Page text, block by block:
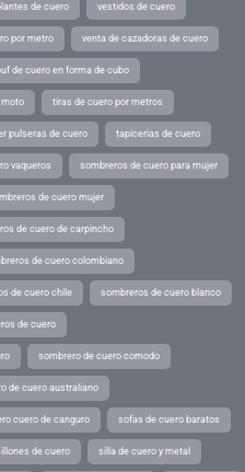
de cuero vestidos de cuero
por metro venta de cazadoras de cuero
de cuero en forma de cubo
moto tiras de cuero por metros
pulseras de cuero tapicerias de cuero
vaqueros sombreros de cuero para mujer
de cuero mujer
de cuero de carpincho
de cuero colombiano
de cuero chile sombreros de cuero blanco
de cuero
sombrero de cuero comodo
de cuero australiano
cuero de canguro sofas de cuero baratos
de cuero silla de cuero y metal